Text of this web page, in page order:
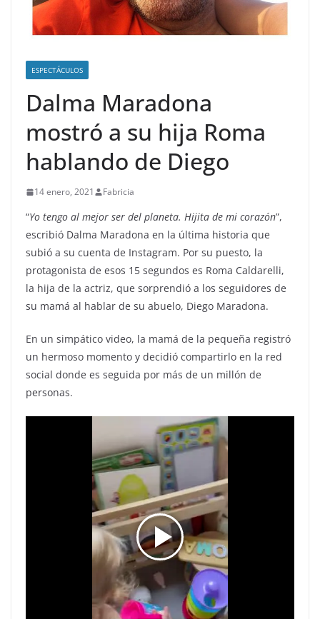
ESPECTÁCULOS
Dalma Maradona
mostró a su hija Roma
hablando de Diego
14 enero, 2021 Fabricia
“Yo tengo al mejor ser del planeta. Hijita de mi corazón”,
escribió Dalma Maradona en la última historia que
subió a su cuenta de Instagram. Por su puesto, la
protagonista de esos 15 segundos es Roma Caldarelli,
la hija de la actriz, que sorprendió a los seguidores de
su mamá al hablar de su abuelo, Diego Maradona.
En un simpático video, la mamá de la pequeña registró
un hermoso momento y decidió compartirlo en la red
social donde es seguida por más de un millón de
personas.